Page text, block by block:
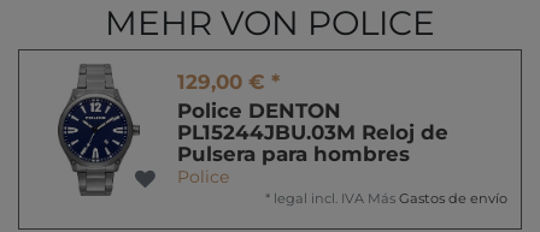
MEHR VON POLICE
129,00 € *
Police DENTON
PL15244JBU.03M Reloj de
Pulsera para hombres
Police
* legal incl. IVA Más Gastos de envío